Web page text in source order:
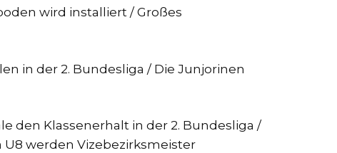
wird installiert / Großes
in der 2. Bundesliga / Die Junjorinen
den Klassenerhalt in der 2. Bundesliga /
werden Vizebezirksmeister